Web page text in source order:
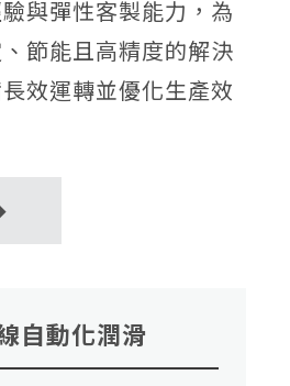
與彈性客製能力，為
節能且高精度的解決
效運轉並優化生產效
自動化潤滑